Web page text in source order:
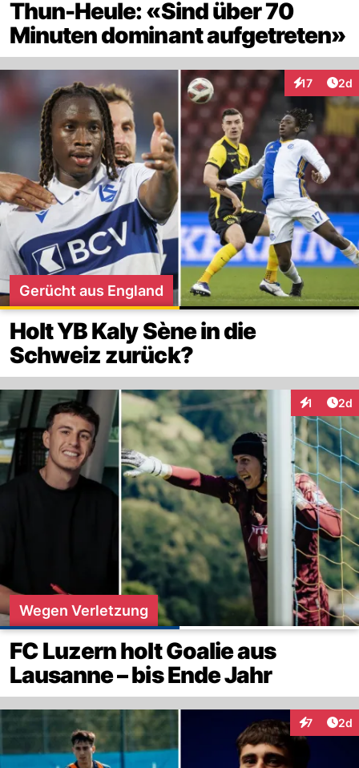
Thun-Heule: «Sind über 70
Minuten dominant aufgetreten»
17 2d
Gerücht aus England
Holt YB Kaly Sène in die
Schweiz zurück?
1 2d
Wegen Verletzung
FC Luzern holt Goalie aus
Lausanne – bis Ende Jahr
7 2d